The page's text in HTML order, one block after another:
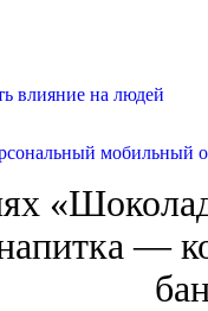
влияние на людей
мобильный
—